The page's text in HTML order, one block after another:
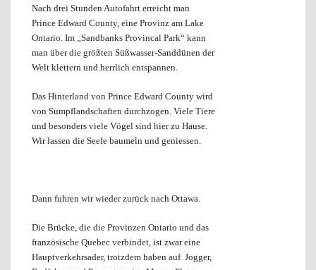
Nach drei Stunden Autofahrt erreicht man
Prince Edward County, eine Provinz am Lake
Ontario. Im „Sandbanks Provincal Park“ kann
man über die größten Süßwasser-Sanddünen der
Welt klettern und herrlich entspannen.
Das Hinterland von Prince Edward County wird
von Sumpflandschaften durchzogen. Viele Tiere
und besonders viele Vögel sind hier zu Hause.
Wir lassen die Seele baumeln und geniessen.
Dann fuhren wir wieder zurück nach Ottawa.
Die Brücke, die die Provinzen Ontario und das
französische Quebec verbindet, ist zwar eine
Hauptverkehrsader, trotzdem haben auf Jogger,